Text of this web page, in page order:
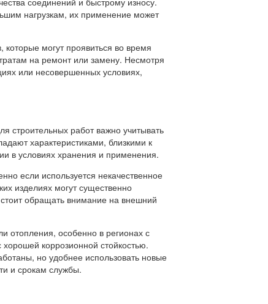
нагрузкам, их применение может
могут проявиться во время
на ремонт или замену. Несмотря
или несовершенных условиях,
строительных работ важно учитывать
характеристиками, близкими к
в условиях хранения и применения.
если используется некачественное
изделиях могут существенно
обращать внимание на внешний
отопления, особенно в регионах с
коррозионной стойкостью.
но удобнее использовать новые
и срокам службы.